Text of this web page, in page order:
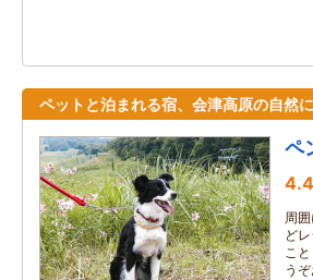
ペットと泊まれる宿、会津高原の自然
ペ
4.4
周
ど
こ
う